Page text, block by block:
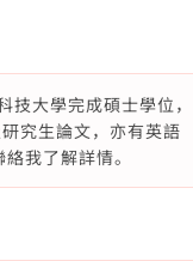
大學完成碩士學位，
究生論文，亦有英語
我了解詳情。